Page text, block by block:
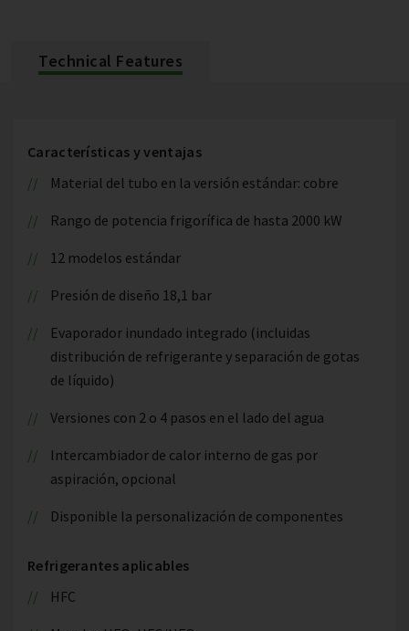
Technical Features
Características y ventajas
Material del tubo en la versión estándar: cobre
Rango de potencia frigorífica de hasta 2000 kW
12 modelos estándar
Presión de diseño 18,1 bar
Evaporador inundado integrado (incluidas
distribución de refrigerante y separación de gotas
de líquido)
Versiones con 2 o 4 pasos en el lado del agua
Intercambiador de calor interno de gas por
aspiración, opcional
Disponible la personalización de componentes
Refrigerantes aplicables
HFC